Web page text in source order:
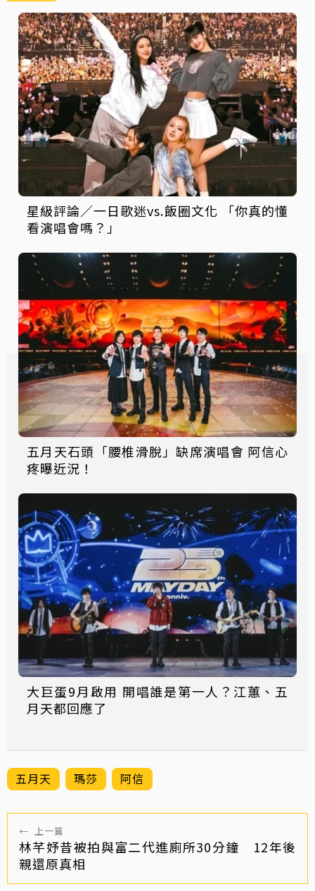
星級評論／一日歌迷vs.飯圈文化 「你真的懂
看演唱會嗎？」
五月天石頭「腰椎滑脫」缺席演唱會 阿信心
疼曝近況！
大巨蛋9月啟用 開唱誰是第一人？江蕙、五
月天都回應了
五月天 瑪莎 阿信
← 上一篇
林芊妤昔被拍與富二代進廁所30分鐘 12年後
親還原真相